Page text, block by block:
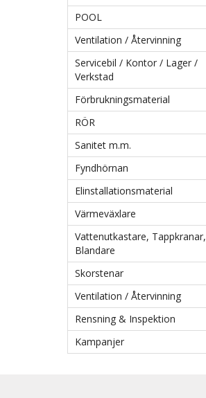
POOL
Ventilation / Återvinning
Servicebil / Kontor / Lager /
Verkstad
Förbrukningsmaterial
RÖR
Sanitet m.m.
Fyndhörnan
Elinstallationsmaterial
Värmeväxlare
Vattenutkastare, Tappkranar,
Blandare
Skorstenar
Ventilation / Återvinning
Rensning & Inspektion
Kampanjer